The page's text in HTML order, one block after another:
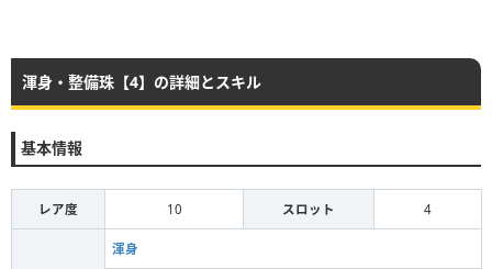
渾身・整備珠【4】の詳細とスキル
基本情報
レア度 10 スロット 4
渾身